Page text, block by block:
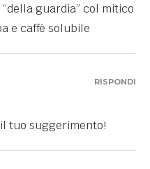
guardia” col mitico
e caffè solubile
tuo suggerimento!
RISPONDI